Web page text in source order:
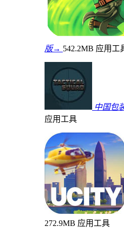
版→ 542.2MB 应用工
中国包
应用工具
272.9MB 应用工具